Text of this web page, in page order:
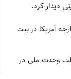
دیدار کرد.
آمریکا در بیت
وحدت ملی در
از
در آسمان